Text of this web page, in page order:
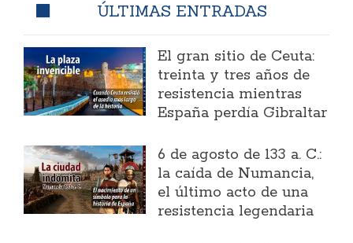
ÚLTIMAS ENTRADAS
El gran sitio de Ceuta:
treinta y tres años de
resistencia mientras
España perdía Gibraltar
6 de agosto de 133 a. C.:
la caída de Numancia,
el último acto de una
resistencia legendaria